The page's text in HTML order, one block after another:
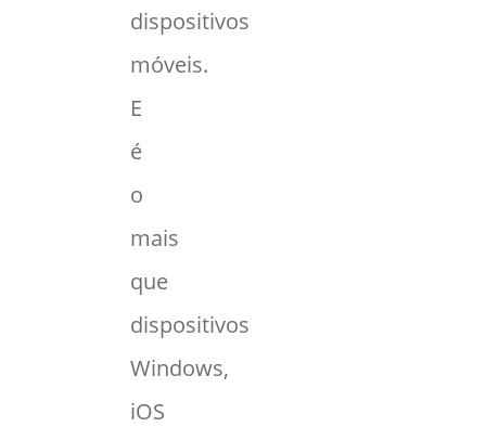
dispositivos
móveis.
E
é
o
mais
que
dispositivos
Windows,
iOS